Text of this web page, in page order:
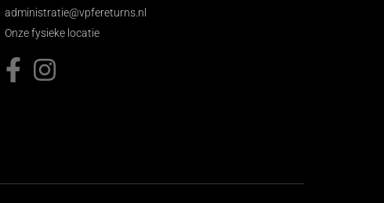
administratie@vpfereturns.nl
Onze fysieke locatie